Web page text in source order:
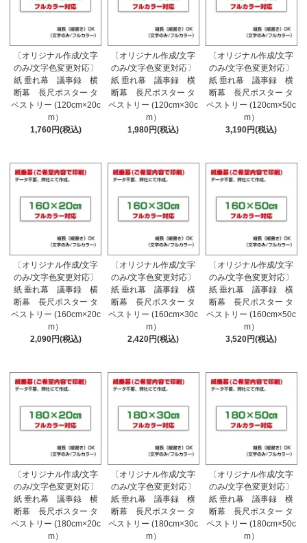
〔オリジナル作成/文字
のみ/文字色変更対応〕
紙 垂れ幕 議事録 横
断幕 長尺ポスター タ
ペストリー (120cm×20c
m）
1,760円(税込)
〔オリジナル作成/文字
のみ/文字色変更対応〕
紙 垂れ幕 議事録 横
断幕 長尺ポスター タ
ペストリー (120cm×30c
m）
1,980円(税込)
〔オリジナル作成/文字
のみ/文字色変更対応〕
紙 垂れ幕 議事録 横
断幕 長尺ポスター タ
ペストリー (120cm×50c
m）
3,190円(税込)
〔オリジナル作成/文字
のみ/文字色変更対応〕
紙 垂れ幕 議事録 横
断幕 長尺ポスター タ
ペストリー (160cm×20c
m）
2,090円(税込)
〔オリジナル作成/文字
のみ/文字色変更対応〕
紙 垂れ幕 議事録 横
断幕 長尺ポスター タ
ペストリー (160cm×30c
m）
2,420円(税込)
〔オリジナル作成/文字
のみ/文字色変更対応〕
紙 垂れ幕 議事録 横
断幕 長尺ポスター タ
ペストリー (160cm×50c
m）
3,520円(税込)
〔オリジナル作成/文字
のみ/文字色変更対応〕
紙 垂れ幕 議事録 横
断幕 長尺ポスター タ
ペストリー (180cm×20c
m）
〔オリジナル作成/文字
のみ/文字色変更対応〕
紙 垂れ幕 議事録 横
断幕 長尺ポスター タ
ペストリー (180cm×30c
m）
〔オリジナル作成/文字
のみ/文字色変更対応〕
紙 垂れ幕 議事録 横
断幕 長尺ポスター タ
ペストリー (180cm×50c
m）